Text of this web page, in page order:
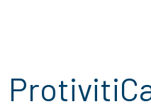
ProtivitiCast: Top